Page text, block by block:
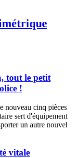
tout le petit
!
nouveau cinq pièces
sert d'équipement
un autre nouvel
vitale